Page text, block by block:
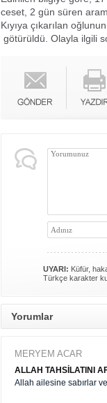
ceset, 2 gün süren
Kıyıya çıkarılan
götürüldü. Olayla ilgili
UYARI: Küfür,
Türkçe karakter
Yorumlar
MERYEM ACAR
ALLAH TAHSİLATINI
Allah ailesine sabırlar